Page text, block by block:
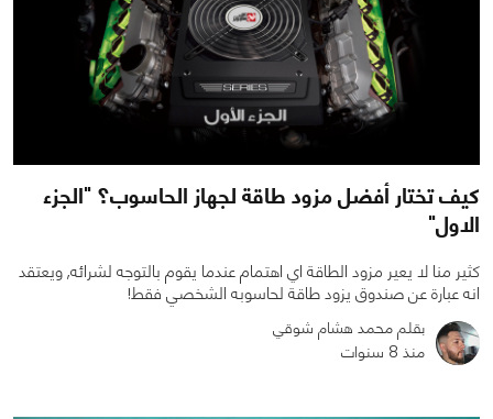
كيف تختار أفضل مزود طاقة لجهاز الحاسوب؟ "الجزء
الاول"
كثير منا لا يعير مزود الطاقة اي اهتمام عندما يقوم بالتوجه لشرائه, ويعتقد
انه عبارة عن صندوق يزود طاقة لحاسوبه الشخصي فقط!
بقلم محمد هشام شوقي
منذ 8 سنوات